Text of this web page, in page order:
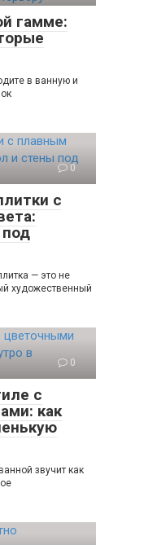
гамме:
в ванную и
0
с
— это не
художественный
0
с
как
звучит как